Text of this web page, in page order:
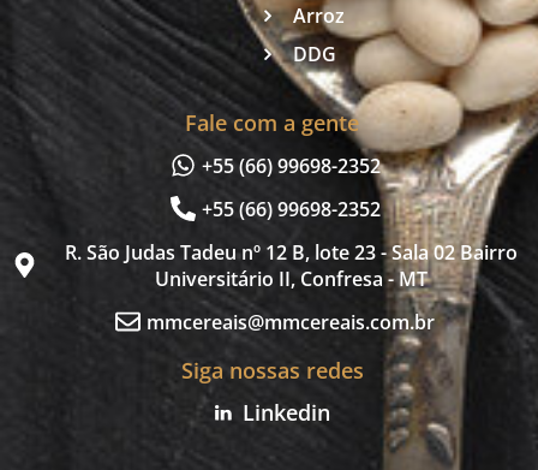
Arroz
DDG
Fale com a gente
+55 (66) 99698-2352
+55 (66) 99698-2352
R. São Judas Tadeu nº 12 B, lote 23 - Sala 02 Bairro
Universitário II, Confresa - MT
mmcereais@mmcereais.com.br
Siga nossas redes
Linkedin